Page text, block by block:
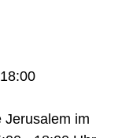
Jerusalem im